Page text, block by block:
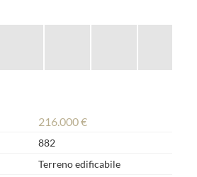
216.000 €
882
Terreno edificabile